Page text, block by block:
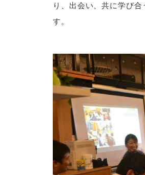
り、出会い、共に学び
す。